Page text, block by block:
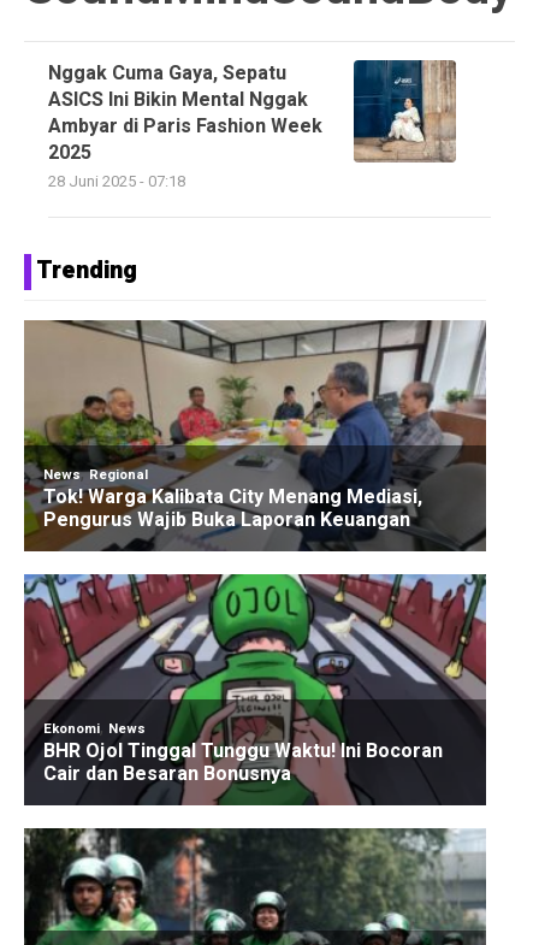
Nggak Cuma Gaya, Sepatu
ASICS Ini Bikin Mental Nggak
Ambyar di Paris Fashion Week
2025
28 Juni 2025 - 07:18
Trending